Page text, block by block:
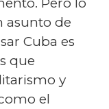
asunto de
Cuba es
que
y
el